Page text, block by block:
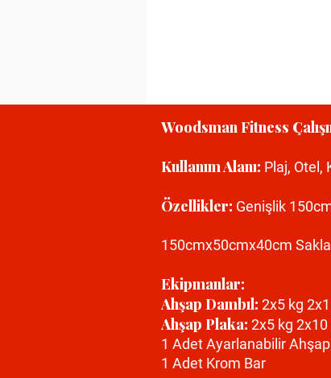
Woodsman Fitness
Kullanım Alanı: Plaj, Otel,
Özellikler: Genişlik
150cmx50cmx40cm
Ekipmanlar:
Ahşap Dambıl: 2x5 kg
Ahşap Plaka: 2x5 kg 2x10
1 Adet Ayarlanabilir
1 Adet Krom Bar